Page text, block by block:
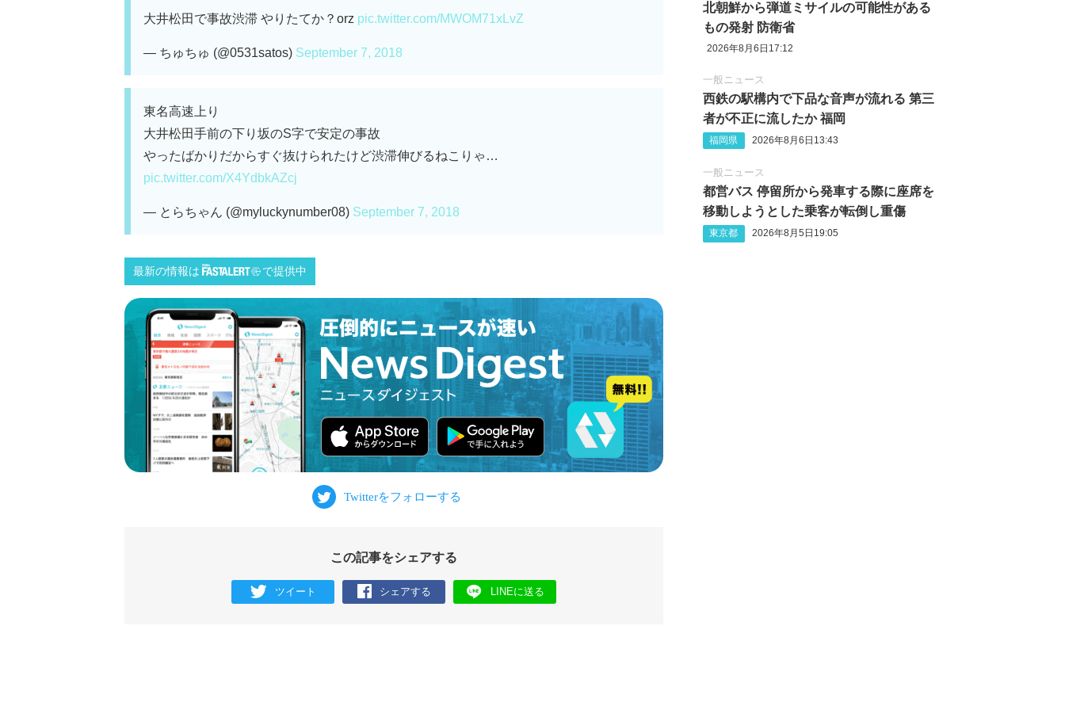
大井松田で事故渋滞 やりたてか？orz pic.twitter.com/MWOM71xLvZ
— ちゅちゅ (@0531satos) September 7, 2018
東名高速上り
大井松田手前の下り坂のS字で安定の事故
やったばかりだからすぐ抜けられたけど渋滞伸びるねこりゃ…
pic.twitter.com/X4YdbkAZcj
— とらちゃん (@myluckynumber08) September 7, 2018
最新の情報は で提供中
この記事をシェアする
ツイート シェアする LINEに送る
北朝鮮から弾道ミサイルの可能性がある
もの発射 防衛省
2026年8月6日17:12
一般ニュース
西鉄の駅構内で下品な音声が流れる 第三
者が不正に流したか 福岡
福岡県 2026年8月6日13:43
一般ニュース
都営バス 停留所から発車する際に座席を
移動しようとした乗客が転倒し重傷
東京都 2026年8月5日19:05